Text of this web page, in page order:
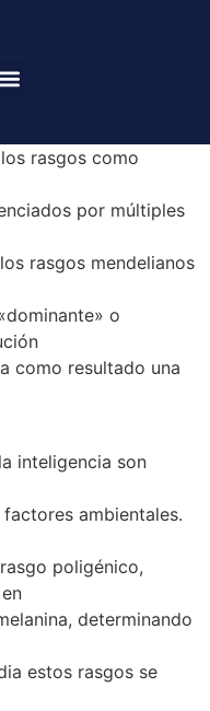
rasgos como
por múltiples
rasgos mendelianos
o
como resultado una
inteligencia son
ambientales.
poligénico,
determinando
estos rasgos se